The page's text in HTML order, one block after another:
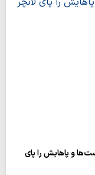
و پاهایش را پای